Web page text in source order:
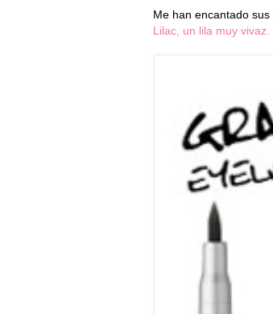
Me han encantado sus
Lilac, un lila muy vivaz.